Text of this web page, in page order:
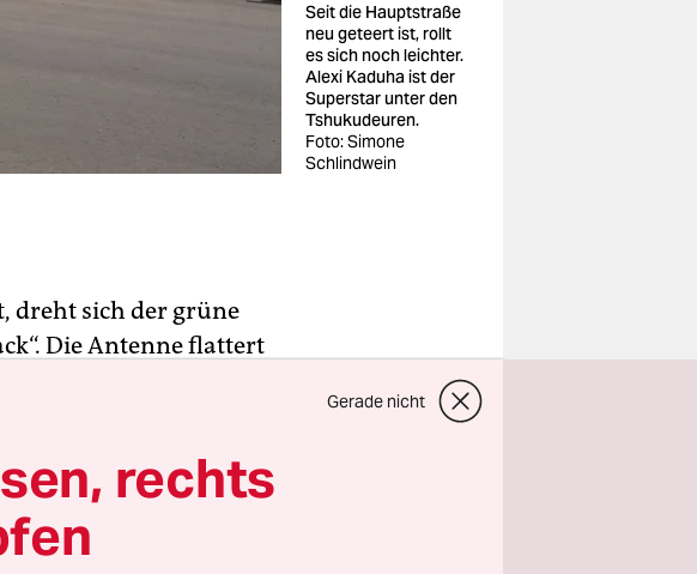
Seit die Hauptstraße
neu geteert ist, rollt
es sich noch leichter.
Alexi Kaduha ist der
Superstar unter den
Tshukudeuren.
Foto: Simone
Schlindwein
dreht sich der grüne
Die Antenne flattert
Gesichter der
auf seinem
zu fahren.
steht er
Gerade nicht
rechts